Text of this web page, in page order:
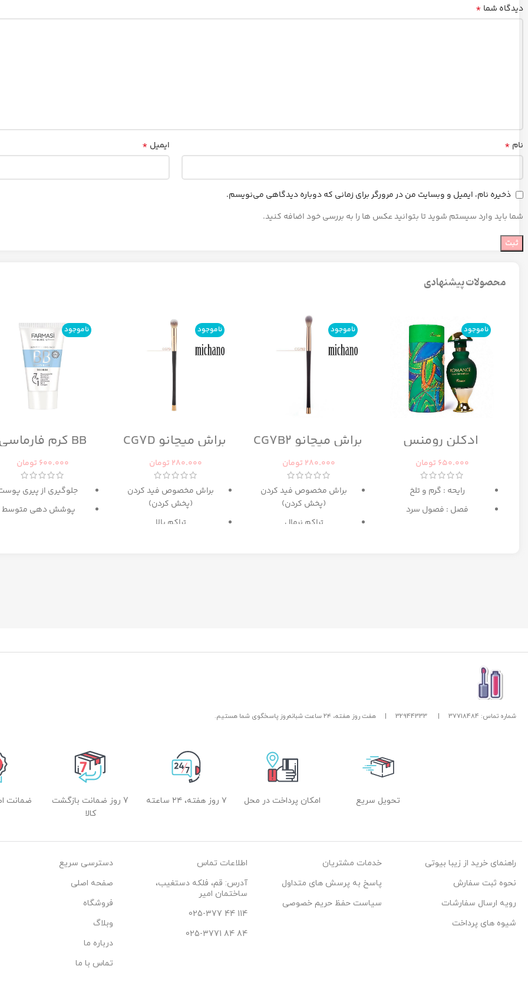
دیدگاه شما *
نام * ایمیل *
ذخیره نام، ایمیل و وبسایت من در مرورگر برای زمانی که دوباره دیدگاهی می‌نویسم.
شما باید وارد سیستم شوید تا بتوانید عکس ها را به بررسی خود اضافه کنید.
محصولات پیشنهادی
ناموجود
ادکلن رومنس
رومانس زنانه رصاصی
650.000 تومان
رایحه : گرم و تلخ
فصل : فصول سرد
ناموجود
براش میچانو CG7B2
280.000 تومان
براش مخصوص فید کردن
(پخش کردن)
تراکم نرمال
ناموجود
براش میچانو CG7D
280.000 تومان
براش مخصوص فید کردن
(پخش کردن)
تراکم بالا
ناموجود
BB کرم فارماسی
600.000 تومان
جلوگیری از پیری
پوشش دهی متوسط
شماره تماس: 37718484 |
32944333
| هفت روز هفته، ۲۴ ساعت شبانه‌روز پاسخگوی شما هستیم.
تحویل سریع امکان پرداخت در محل ۷ روز هفته، ۲۴ ساعته
7 روز ضمانت بازگشت
کالا
ضمانت
راهنمای خرید از زیبا بیوتی
نحوه ثبت سفارش
رویه ارسال سفارشات
شیوه های پرداخت
خدمات مشتریان
پاسخ به پرسش های متداول
سیاست حفظ حریم خصوصی
اطلاعات تماس
آدرس: قم، فلکه دستغیب،
ساختمان امیر
114 44 025-377
84 84 025-3771
دسترسی سریع
صفحه اصلی
فروشگاه
وبلاگ
درباره ما
تماس با ما